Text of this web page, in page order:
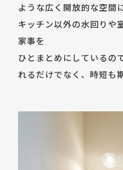
ような広く開放的な空間
キッチン以外の水回りや
家事を
ひとまとめにしているの
れるだけでなく、時短も